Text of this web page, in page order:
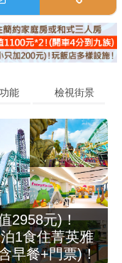
能 檢視街景
2958元)！
1食住菁英雅
早餐+門票)！